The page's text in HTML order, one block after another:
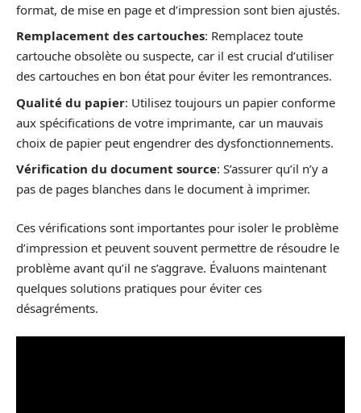
format, de mise en page et d’impression sont bien ajustés.
Remplacement des cartouches: Remplacez toute
cartouche obsolète ou suspecte, car il est crucial d’utiliser
des cartouches en bon état pour éviter les remontrances.
Qualité du papier: Utilisez toujours un papier conforme
aux spécifications de votre imprimante, car un mauvais
choix de papier peut engendrer des dysfonctionnements.
Vérification du document source: S’assurer qu’il n’y a
pas de pages blanches dans le document à imprimer.
Ces vérifications sont importantes pour isoler le problème
d’impression et peuvent souvent permettre de résoudre le
problème avant qu’il ne s’aggrave. Évaluons maintenant
quelques solutions pratiques pour éviter ces
désagréments.